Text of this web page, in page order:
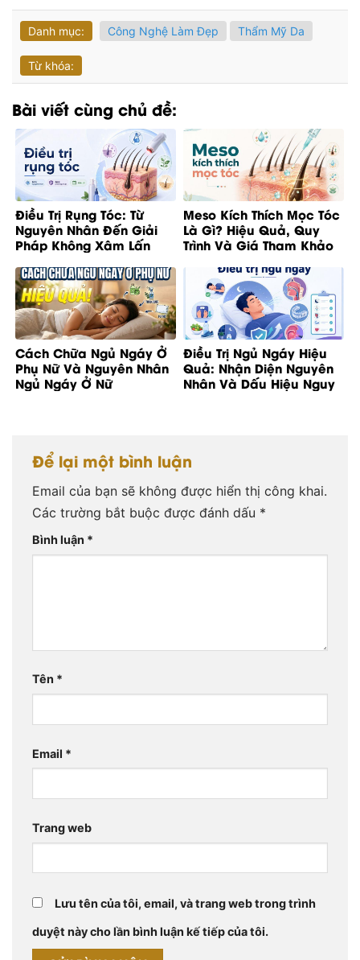
Danh mục: Công Nghệ Làm Đẹp Thẩm Mỹ Da
Từ khóa:
Bài viết cùng chủ đề:
Điều Trị Rụng Tóc: Từ
Nguyên Nhân Đến Giải
Pháp Không Xâm Lấn
Meso Kích Thích Mọc Tóc
Là Gì? Hiệu Quả, Quy
Trình Và Giá Tham Khảo
Cách Chữa Ngủ Ngáy Ở
Phụ Nữ Và Nguyên Nhân
Ngủ Ngáy Ở Nữ
Điều Trị Ngủ Ngáy Hiệu
Quả: Nhận Diện Nguyên
Nhân Và Dấu Hiệu Nguy
Để lại một bình luận
Email của bạn sẽ không được hiển thị công khai.
Các trường bắt buộc được đánh dấu *
Bình luận *
Tên *
Email *
Trang web
Lưu tên của tôi, email, và trang web trong trình
duyệt này cho lần bình luận kế tiếp của tôi.